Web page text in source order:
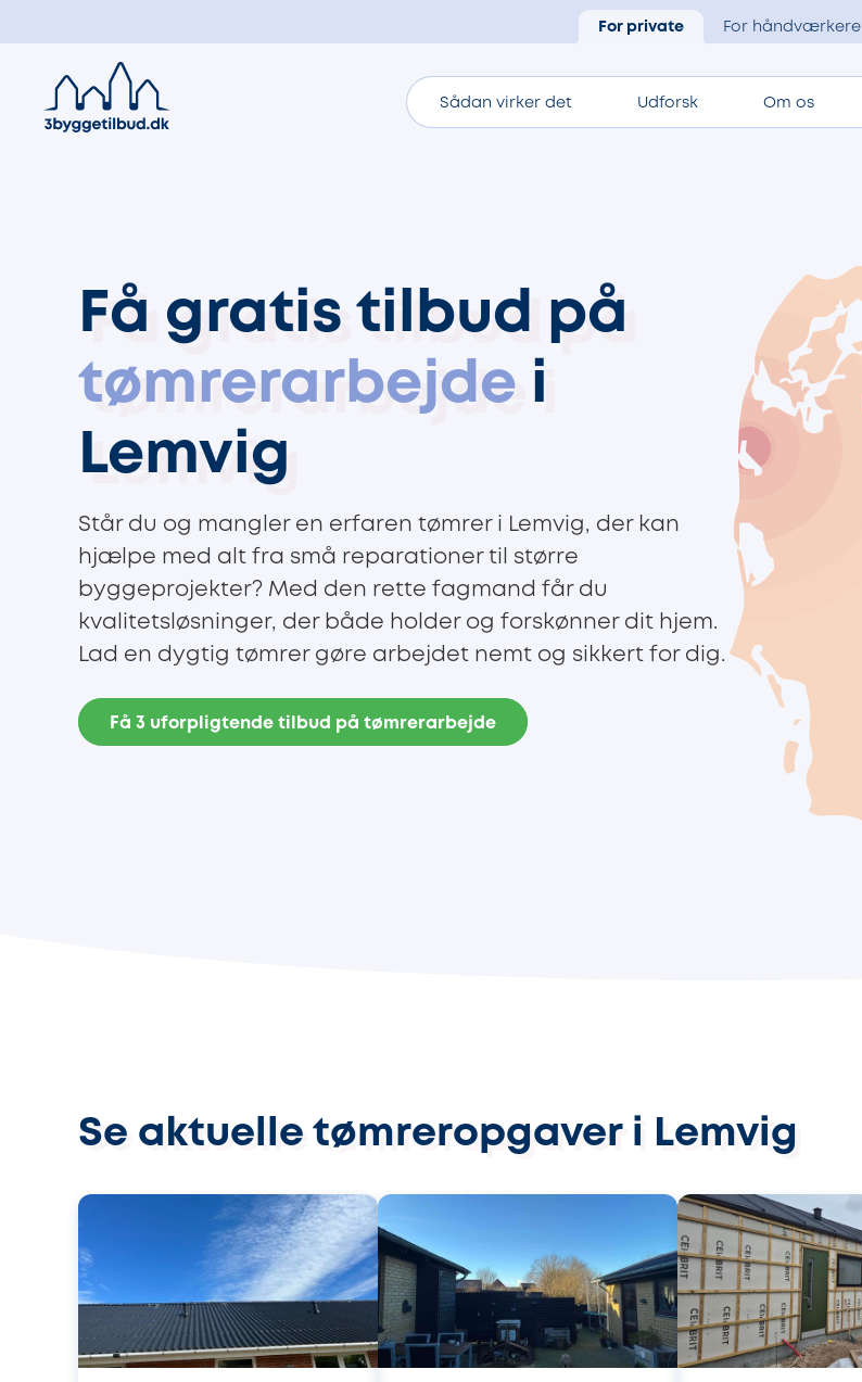
For private For håndværkere
Sådan virker det Udforsk Om os
Få gratis tilbud på
tømrerarbejde i
Lemvig
Står du og mangler en erfaren tømrer i Lemvig, der kan
hjælpe med alt fra små reparationer til større
byggeprojekter? Med den rette fagmand får du
kvalitetsløsninger, der både holder og forskønner dit hjem.
Lad en dygtig tømrer gøre arbejdet nemt og sikkert for dig.
Få 3 uforpligtende tilbud på tømrerarbejde
Se aktuelle tømreropgaver i Lemvig